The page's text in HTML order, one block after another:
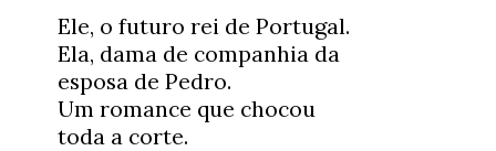
Ele, o futuro rei de Portugal.
Ela, dama de companhia da
esposa de Pedro.
Um romance que chocou
toda a corte.